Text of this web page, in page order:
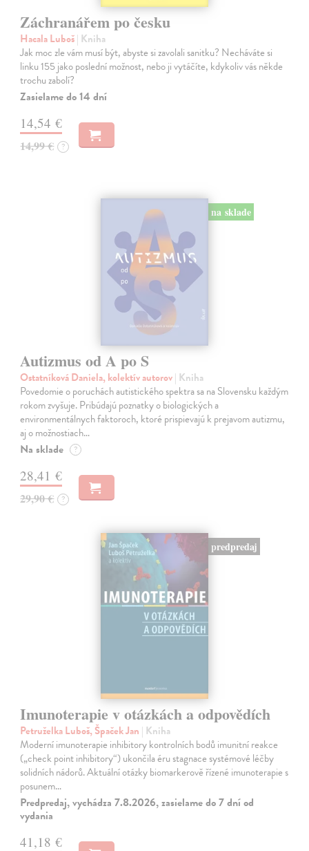
Záchranářem po česku
Hacala Luboš| Kniha
Jak moc zle vám musí být, abyste si zavolali sanitku? Necháváte si
linku 155 jako poslední možnost, nebo ji vytáčíte, kdykoliv vás někde
trochu zabolí?
Zasielame do 14 dní
14,54 €
14,99 € ?
na sklade
Autizmus od A po S
Ostatníková Daniela, kolektív autorov| Kniha
Povedomie o poruchách autistického spektra sa na Slovensku každým
rokom zvyšuje. Pribúdajú poznatky o biologických a
environmentálnych faktoroch, ktoré prispievajú k prejavom autizmu,
aj o možnostiach…
Na sklade ?
28,41 €
29,90 € ?
predpredaj
Imunoterapie v otázkách a odpovědích
Petruželka Luboš, Špaček Jan | Kniha
Moderní imunoterapie inhibitory kontrolních bodů imunitní reakce
(„check point inhibitory“) ukončila éru stagnace systémové léčby
solidních nádorů. Aktuální otázky biomarkerově řízené imunoterapie s
posunem…
Predpredaj, vychádza 7.8.2026, zasielame do 7 dní od
vydania
41,18 €